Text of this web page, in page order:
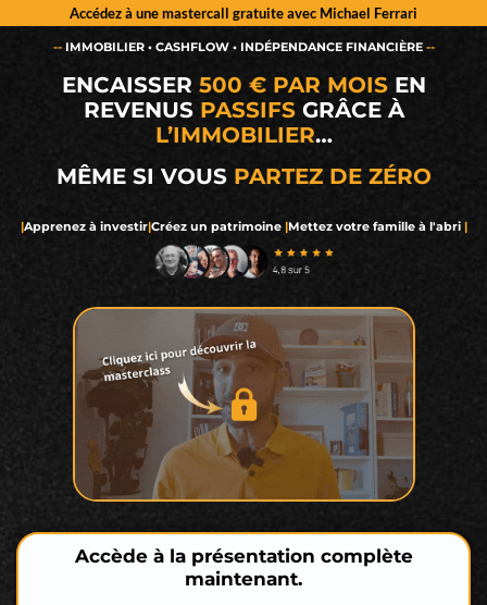
Accédez à une mastercall gratuite avec Michael Ferrari
-- IMMOBILIER • CASHFLOW • INDÉPENDANCE FINANCIÈRE --
ENCAISSER 500 € PAR MOISEN
REVENUS PASSIFSGRÂCE À
L’IMMOBILIER…
MÊME SI VOUS PARTEZ DE ZÉRO
|Apprenez à investir|Créez un patrimoine |Mettez votre famille à l'abri |
Accède à la présentation complète
maintenant.